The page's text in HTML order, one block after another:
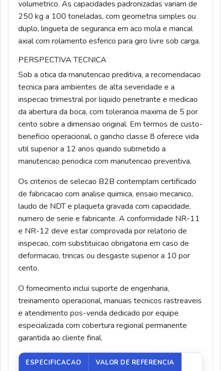
volumetrico. As capacidades padronizadas variam de
250 kg a 100 toneladas, com geometria simples ou
duplo, lingueta de seguranca em aco mola e mancal
axial com rolamento esferico para giro livre sob carga.
PERSPECTIVA TECNICA
Sob a otica da manutencao preditiva, a recomendacao
tecnica para ambientes de alta severidade e a
inspecao trimestral por liquido penetrante e medicao
da abertura da boca, com tolerancia maxima de 5 por
cento sobre a dimensao original. Em termos de custo-
beneficio operacional, o gancho classe 8 oferece vida
util superior a 12 anos quando submetido a
manutencao periodica com manutencao preventiva.
Os criterios de selecao B2B contemplam certificado
de fabricacao com analise quimica, ensaio mecanico,
laudo de NDT e plaqueta gravada com capacidade,
numero de serie e fabricante. A conformidade NR-11
e NR-12 deve estar comprovada por relatorio de
inspecao, com substituicao obrigatoria em caso de
deformacao, trincas ou desgaste superior a 10 por
cento.
O fornecimento inclui suporte de engenharia,
treinamento operacional, manuais tecnicos rastreaveis
e atendimento pos-venda dedicado por equipe
especializada com cobertura regional permanente
garantida ao cliente final.
ESPECIFICACAO VALOR DE REFERENCIA